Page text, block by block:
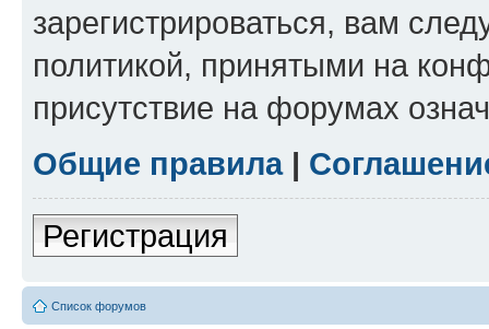
зарегистрироваться, вам
политикой, принятыми на
присутствие на форумах
Общие правила|
Регистрация
Список форумов